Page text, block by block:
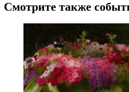
Смотрите также